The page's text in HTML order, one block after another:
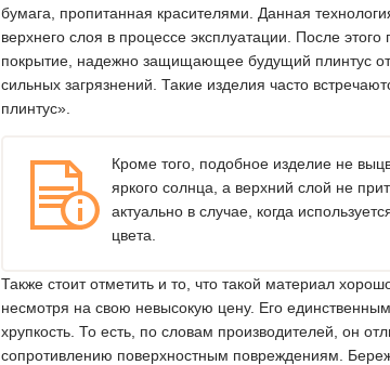
бумага, пропитанная красителями. Данная
верхнего слоя в процессе эксплуатации. После
покрытие, надежно защищающее будущий плинтус
сильных загрязнений. Такие изделия часто
плинтус».
Кроме того, подобное изделие не
яркого солнца, а верхний слой не
актуально в случае, когда
цвета.
Также стоит отметить и то, что такой материал
несмотря на свою невысокую цену. Его
хрупкость. То есть, по словам производителей, он
сопротивлению поверхностным повреждениям.